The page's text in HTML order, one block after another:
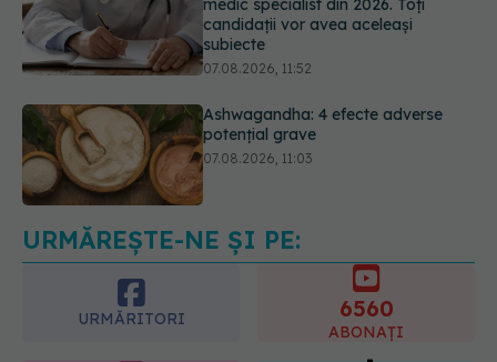
Ashwagandha: 4 efecte adverse
potențial grave
07.08.2026, 11:03
Ți-ai mărit buzele? Cele 4 greșeli
care pot strica rezultatul după
URMĂREȘTE-NE ȘI PE:
URMĂRITORI 6560
ABONAȚI